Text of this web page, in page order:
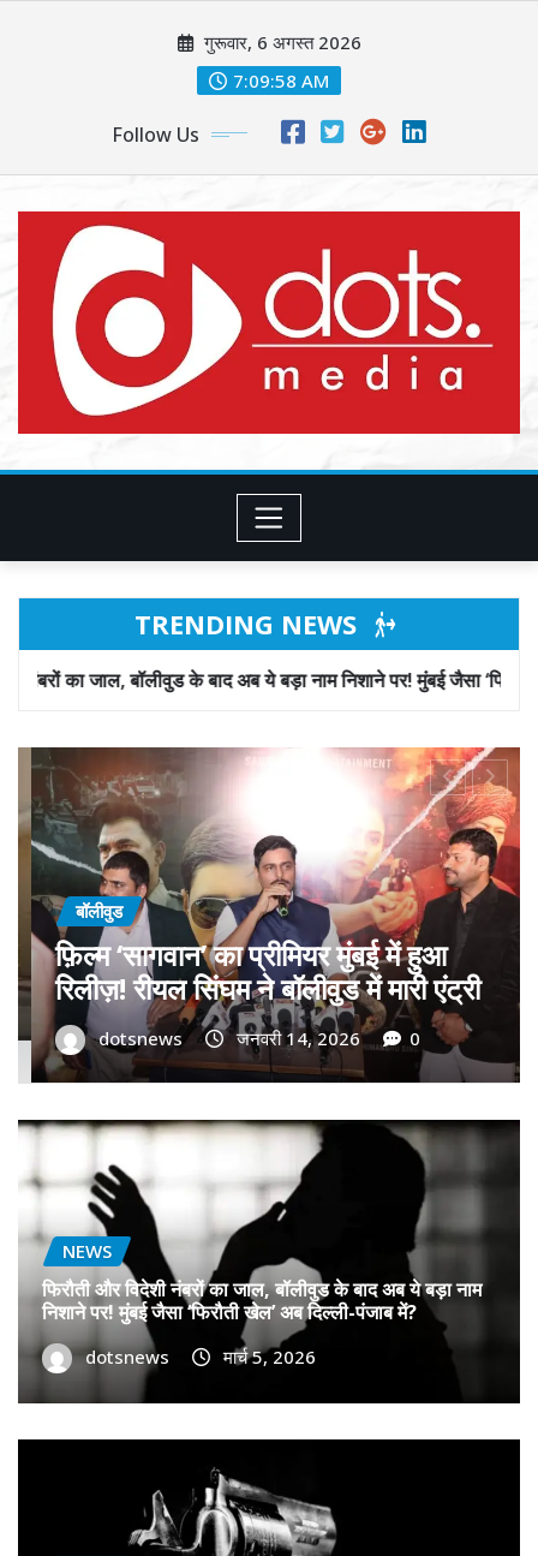
गुरूवार, 6 अगस्त 2026
7:10:00 AM
Follow Us
TRENDING NEWS
बाद अब ये बड़ा नाम निशाने पर! मुंबई जैसा ‘फिरौती खेल’ अब दिल्ली-पंजाब में?
बॉलीवुड
गोवा मुख्यमंत्री डॉ. प्रमोद सावंत का ‘गोदान’
को बड़ा समर्थन; पोस्टर विमोचन कर मथुरा से
फिल्म गोदान की टीम का बढ़ाया मान!
dotsnews जनवरी 9, 2026 0
NEWS
फिरौती और विदेशी नंबरों का जाल, बॉलीवुड के बाद अब ये बड़ा नाम
निशाने पर! मुंबई जैसा ‘फिरौती खेल’ अब दिल्ली-पंजाब में?
dotsnews मार्च 5, 2026